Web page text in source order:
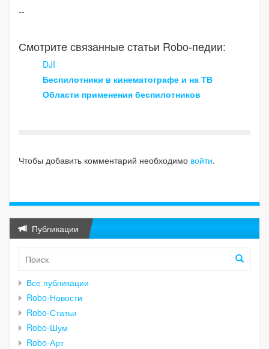
--
Смотрите связанные статьи Robo-педии:
DJI
Беспилотники в кинематографе и на ТВ
Области применения беспилотников
Чтобы добавить комментарий необходимо войти.
Публикации
Все публикации
Robo-Новости
Robo-Статьи
Robo-Шум
Robo-Арт